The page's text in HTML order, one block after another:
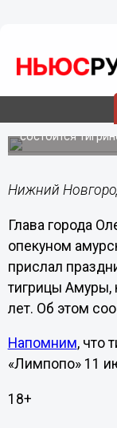
Глава
Сорокин
с мясом
В связи с днем
состоится
Нижний
Глава города
опекуном
прислал
тигрицы Амуры,
лет. Об этом
Напомним, что
«Лимпопо» 11
18+